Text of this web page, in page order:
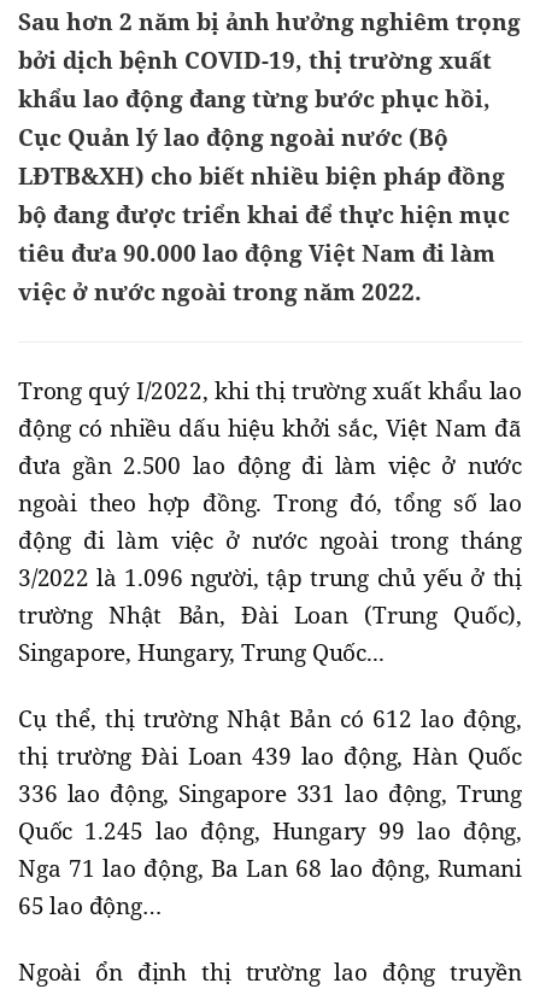
Sau hơn 2 năm bị ảnh hưởng nghiêm trọng
bởi dịch bệnh COVID-19, thị trường xuất
khẩu lao động đang từng bước phục hồi,
Cục Quản lý lao động ngoài nước (Bộ
LĐTB&XH) cho biết nhiều biện pháp đồng
bộ đang được triển khai để thực hiện mục
tiêu đưa 90.000 lao động Việt Nam đi làm
việc ở nước ngoài trong năm 2022.
Trong quý I/2022, khi thị trường xuất khẩu lao
động có nhiều dấu hiệu khởi sắc, Việt Nam đã
đưa gần 2.500 lao động đi làm việc ở nước
ngoài theo hợp đồng. Trong đó, tổng số lao
động đi làm việc ở nước ngoài trong tháng
3/2022 là 1.096 người, tập trung chủ yếu ở thị
trường Nhật Bản, Đài Loan (Trung Quốc),
Singapore, Hungary, Trung Quốc...
Cụ thể, thị trường Nhật Bản có 612 lao động,
thị trường Đài Loan 439 lao động, Hàn Quốc
336 lao động, Singapore 331 lao động, Trung
Quốc 1.245 lao động, Hungary 99 lao động,
Nga 71 lao động, Ba Lan 68 lao động, Rumani
65 lao động…
Ngoài ổn định thị trường lao động truyền